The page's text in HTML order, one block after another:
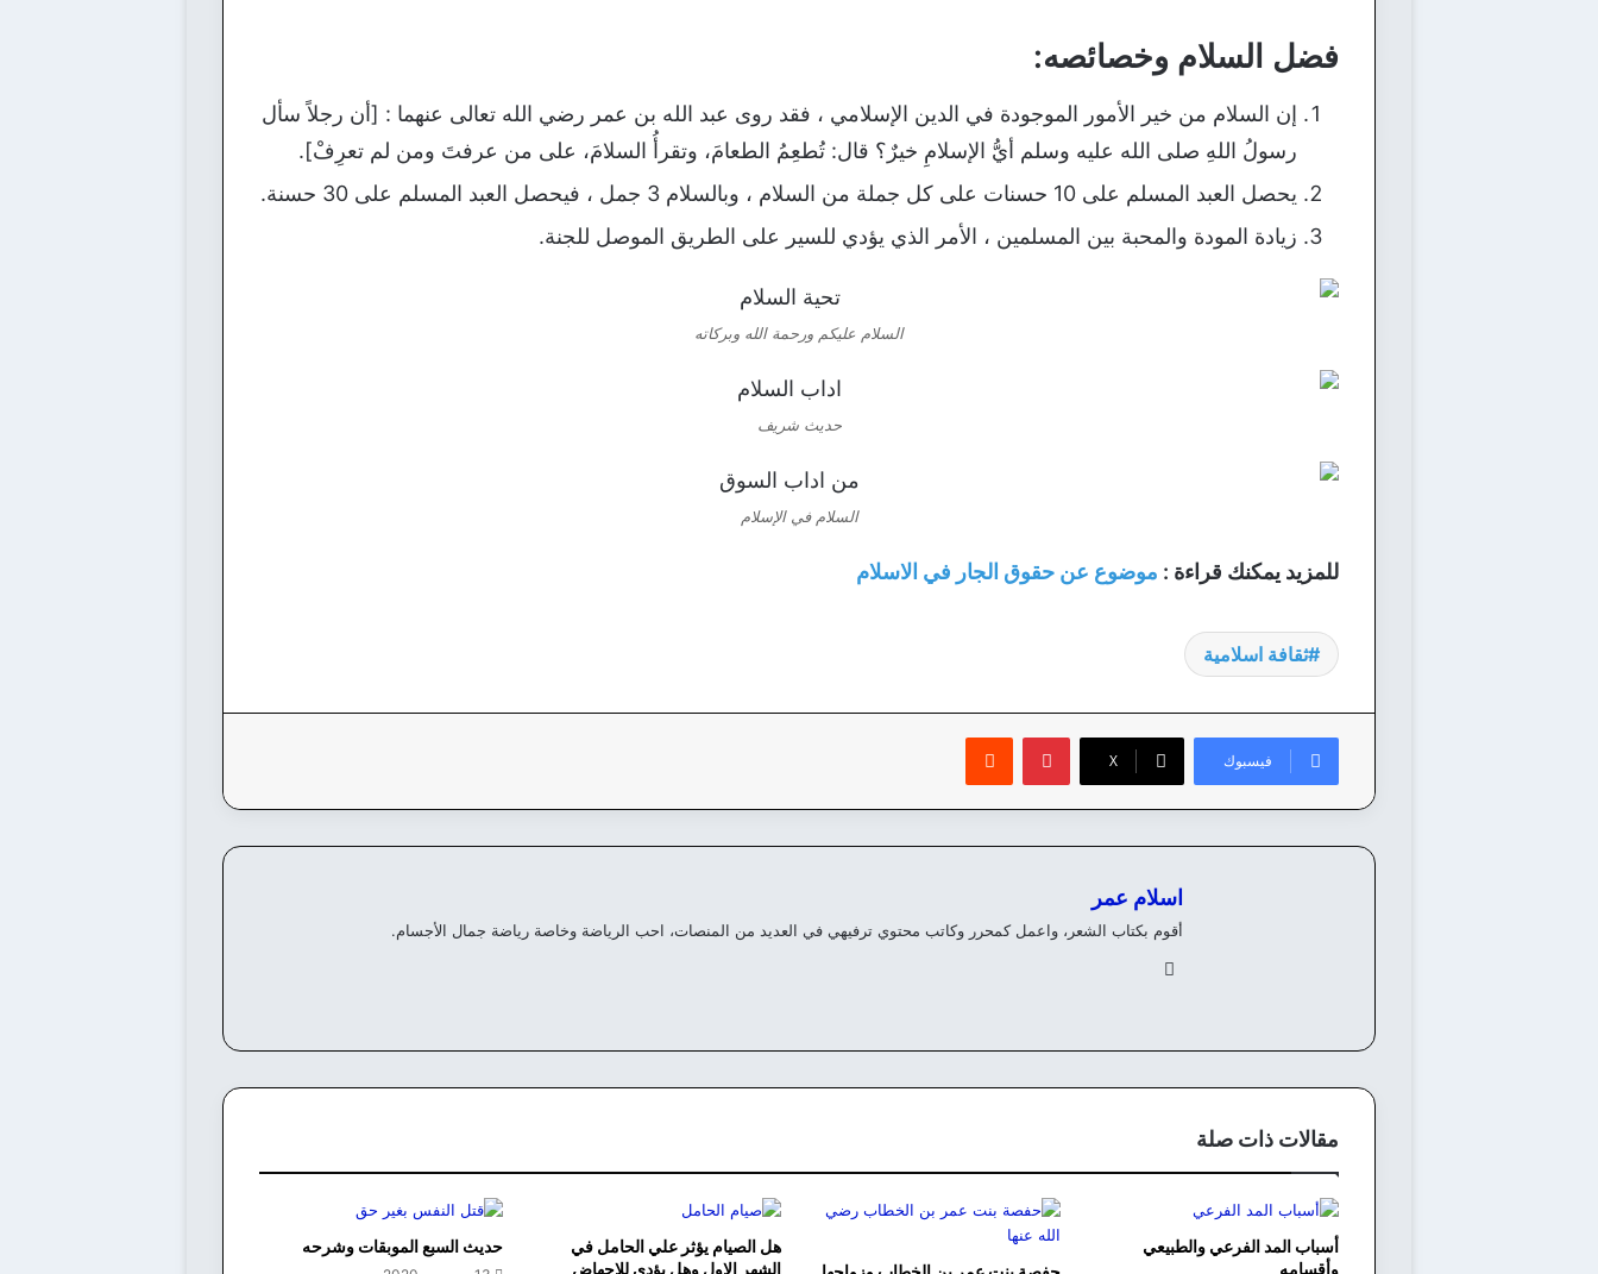
فضل السلام وخصائصه:
إن السلام من خير الأمور الموجودة في الدين الإسلامي ، فقد روى عبد الله بن عمر رضي الله تعالى عنهما : [أن رجلاً سأل
رسولُ اللهِ صلى الله عليه وسلم أيُّ الإسلامِ خيرٌ؟ قال: تُطعِمُ الطعامَ، وتقرأُ السلامَ، على من عرفتَ ومن لم تعرِفْ].
يحصل العبد المسلم على 10 حسنات على كل جملة من السلام ، وبالسلام 3 جمل ، فيحصل العبد المسلم على 30 حسنة.
زيادة المودة والمحبة بين المسلمين ، الأمر الذي يؤدي للسير على الطريق الموصل للجنة.
السلام عليكم ورحمة الله وبركاته
حديث شريف
السلام في الإسلام
للمزيد يمكنك قراءة : موضوع عن حقوق الجار في الاسلام
ثقافة اسلامية
فيسبوك ‫X
بينتيريست
اسلام عمر
أقوم بكتاب الشعر، واعمل كمحرر وكاتب محتوي ترفيهي في العديد من المنصات، احب الرياضة وخاصة رياضة جمال الأجسام.
مقالات ذات صلة
أسباب المد الفرعي والطبيعي
وأقسامه
هل الصيام يؤثر علي الحامل في
الشهر الاول وهل يؤدي للإجهاض
حديث السبع الموبقات وشرحه